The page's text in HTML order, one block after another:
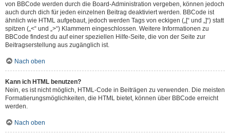
von BBCode werden durch die Board-Administration vergeben, können jedoch
auch durch dich für jeden einzelnen Beitrag deaktiviert werden. BBCode ist
ähnlich wie HTML aufgebaut, jedoch werden Tags von eckigen („[“ und „]“) statt
spitzen („<“ und „>“) Klammern eingeschlossen. Weitere Informationen zu
BBCode findest du auf einer speziellen Hilfe-Seite, die von der Seite zur
Beitragserstellung aus zugänglich ist.
Nach oben
Kann ich HTML benutzen?
Nein, es ist nicht möglich, HTML-Code in Beiträgen zu verwenden. Die meisten
Formatierungsmöglichkeiten, die HTML bietet, können über BBCode erreicht
werden.
Nach oben